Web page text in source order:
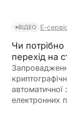
ВІДЕО Е-
Чи
перехід на
автоматичної
електронних